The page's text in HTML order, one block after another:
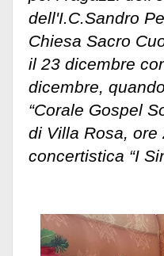
dell'I.C.Sandro
Chiesa Sacro
il 23 dicembre
dicembre,
“Corale Gospel
di Villa Rosa,
concertistica “I